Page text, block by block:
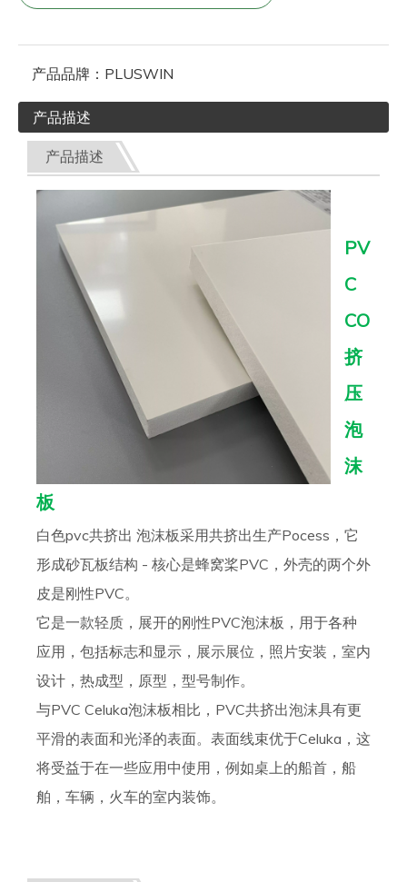
产品品牌： PLUSWIN
产品描述
产品描述
PV
C
CO
挤
压
泡
沫
板
白色pvc共挤出 泡沫板采用共挤出生产Pocess，它
形成砂瓦板结构 - 核心是蜂窝桨PVC，外壳的两个外
皮是刚性PVC。
它是一款轻质，展开的刚性PVC泡沫板，用于各种
应用，包括标志和显示，展示展位，照片安装，室内
设计，热成型，原型，型号制作。
与PVC Celuka泡沫板相比，PVC共挤出泡沫具有更
平滑的表面和光泽的表面。表面线束优于Celuka，这
将受益于在一些应用中使用，例如桌上的船首，船
舶，车辆，火车的室内装饰。